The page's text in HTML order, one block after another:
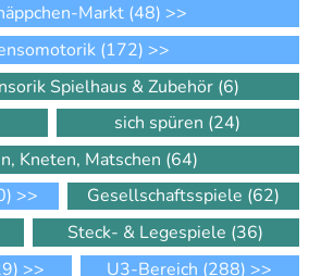
Markt (48) >>
(172) >>
Spielhaus & Zubehör (6)
sich spüren (24)
Kneten, Matschen (64)
>> Gesellschaftsspiele (62)
Steck- & Legespiele (36)
>> U3-Bereich (288) >>